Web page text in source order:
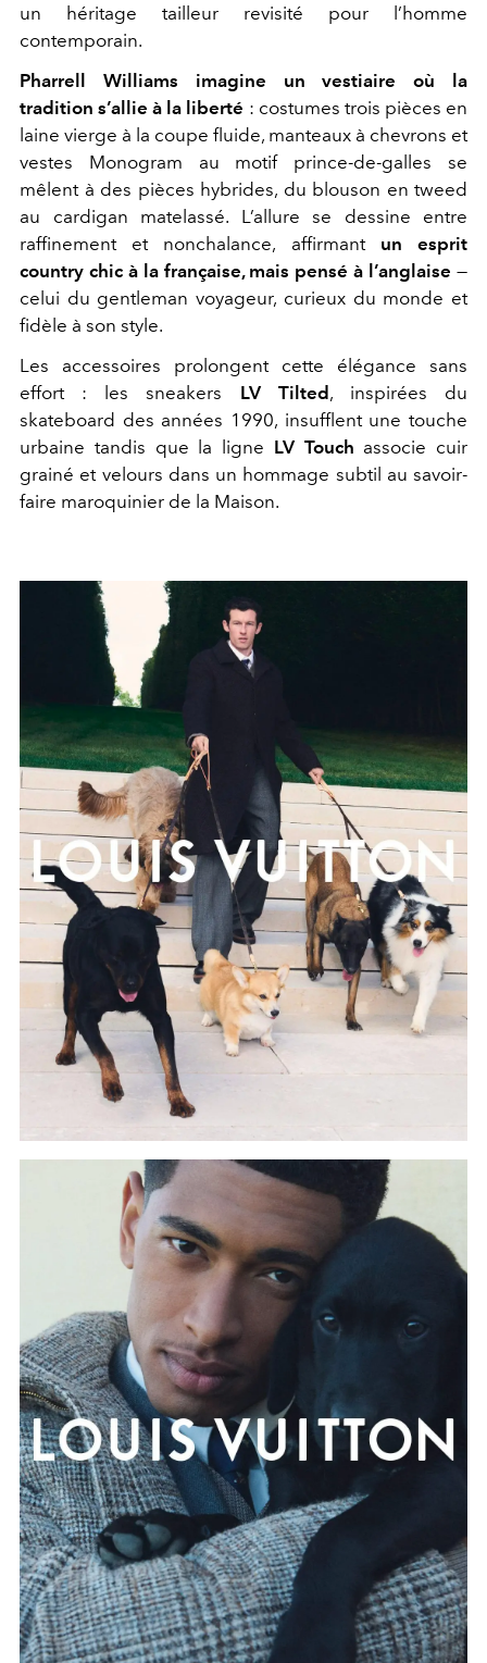
un héritage tailleur revisité pour l’homme
contemporain.
Pharrell Williams imagine un vestiaire où la
tradition s’allie à la liberté : costumes trois pièces en
laine vierge à la coupe fluide, manteaux à chevrons et
vestes Monogram au motif prince-de-galles se
mêlent à des pièces hybrides, du blouson en tweed
au cardigan matelassé. L’allure se dessine entre
raffinement et nonchalance, affirmant un esprit
country chic à la française, mais pensé à l’anglaise —
celui du gentleman voyageur, curieux du monde et
fidèle à son style.
Les accessoires prolongent cette élégance sans
effort : les sneakers LV Tilted , inspirées du
skateboard des années 1990, insufflent une touche
urbaine tandis que la ligne LV Touch associe cuir
grainé et velours dans un hommage subtil au savoir-
faire maroquinier de la Maison.